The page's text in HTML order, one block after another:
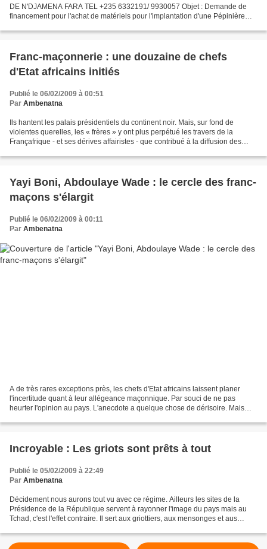
DE N'DJAMENA FARA TEL +235 6332191/ 9930057 Objet : Demande de
financement pour l'achat de matériels pour l'implantation d'une Pépinière
Franc-maçonnerie : une douzaine de chefs
d'Etat africains initiés
Publié le 06/02/2009 à 00:51
Par Ambenatna
Ils hantent les palais présidentiels du continent noir. Mais, sur fond de
violentes querelles, les « frères » y ont plus perpétué les travers de la
Françafrique - et ses dérives affairistes - que contribué à la diffusion des
Yayi Boni, Abdoulaye Wade : le cercle des franc-
maçons s'élargit
Publié le 06/02/2009 à 00:11
Par Ambenatna
A de très rares exceptions près, les chefs d'Etat africains laissent planer
l'incertitude quant à leur allégeance maçonnique. Par souci de ne pas
heurter l'opinion au pays. L'anecdote a quelque chose de dérisoire. Mais
Incroyable : Les griots sont prêts à tout
Publié le 05/02/2009 à 22:49
Par Ambenatna
Décidement nous aurons tout vu avec ce régime. Ailleurs les sites de la
Présidence de la République servent à rayonner l'image du pays mais au
Tchad, c'est l'effet contraire. Il sert aux griottiers, aux mensonges et aus